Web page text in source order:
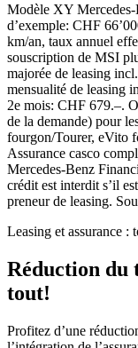
Modèle XY
d’exemple: CHF
km/an, taux annuel
souscription de MSI
majorée de leasing
mensualité de leasing
2e mois: CHF 679.–.
de la demande) pour
fourgon/Tourer, eVito
Assurance casco
Mercedes-Benz
crédit est interdit s’il
preneur de leasing.
Leasing et assurance :
Réduction du
tout!
Profitez d’une